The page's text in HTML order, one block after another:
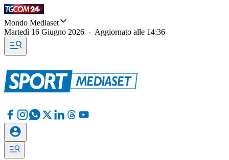
Mondo Mediaset
Martedì 16 Giugno 2026 - Aggiornato alle 14:36